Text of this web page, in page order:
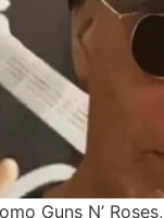
Guns N’